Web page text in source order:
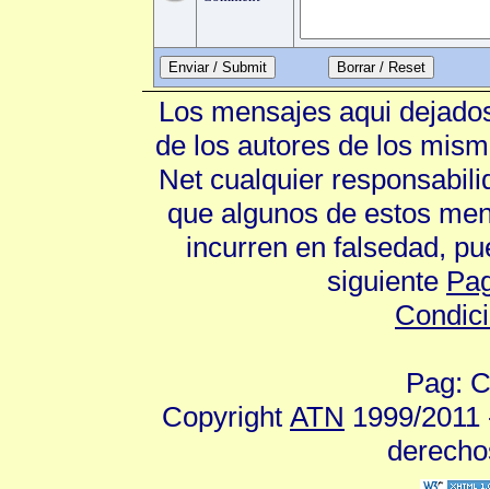
Enviar / Submit
Los mensajes aqui
de los autores de los
Net cualquier
que algunos de estos
incurren en falsedad,
siguiente
Pag:
Copyright ATN 1999/